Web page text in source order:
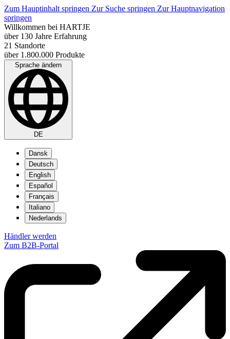
Zum Hauptinhalt springen Zur Suche springen Zur Hauptnavigation
springen
Willkommen bei HARTJE
über 130 Jahre Erfahrung
21 Standorte
über 1.800.000 Produkte
Sprache ändern
DE
Dansk
Deutsch
English
Español
Français
Italiano
Nederlands
Händler werden
Zum B2B-Portal